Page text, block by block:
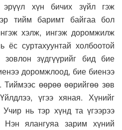
хүн бичих зүйл гэж
тийм баримт байгаа бол
хэлж, ингэж доромжилж
суртахуунтай холбоотой
зүдгүүрийг бид бие
доромжлоод, бие биенээ
Тиймээс өөрөө өөрийгөө зөв
үгээ хяная. Хүнийг
нь тэр хүнд та үгээрээ
ялангуяа зарим хүний